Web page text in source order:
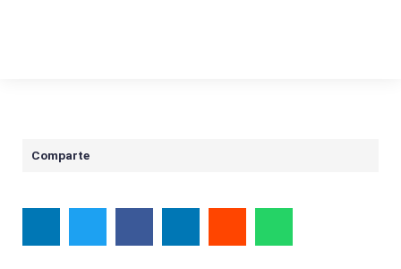
Comparte